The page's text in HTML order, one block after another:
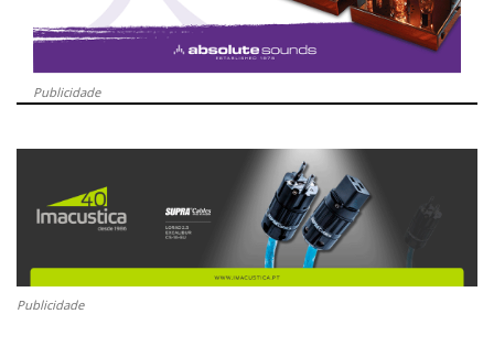
Publicidade
Publicidade